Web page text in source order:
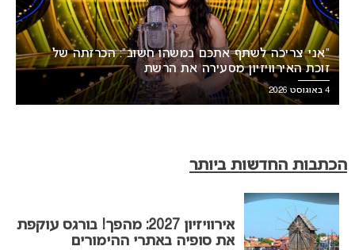
“אני צריכה לשתף אתכם במשהו חשוב”: הכרזתה של
זוכת האירוויזיון מסעירה את הרשת
4 באוגוסט 2026
הכתבות החדשות ביותר
אירוויזיון 2027: מהפך! בורגס עוקפת
את סופיה באתרי ההימורים